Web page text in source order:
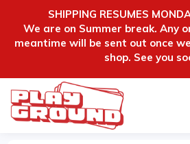
SHIPPING RESUMES
We are on Summer break. Any
meantime will be sent out once
shop. See you